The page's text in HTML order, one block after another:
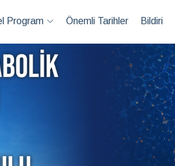
Program Önemli Tarihler Bildiri